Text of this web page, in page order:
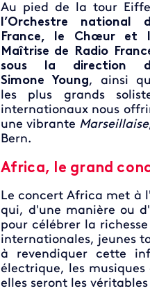
Au pied de la tour
l’Orchestre national
France, le Chœur et
Maîtrise de Radio
sous la direction
Simone Young, ainsi
les plus grands
internationaux nous
une vibrante Marseillaise
Bern.
Africa, le grand
Le concert Africa met à
qui, d'une manière ou
pour célébrer la
internationales, jeunes
à revendiquer cette
électrique, les
elles seront les